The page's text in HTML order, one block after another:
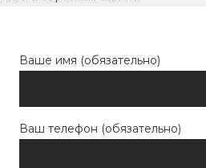
Ваше имя (обязательно)
Ваш телефон (обязательно)